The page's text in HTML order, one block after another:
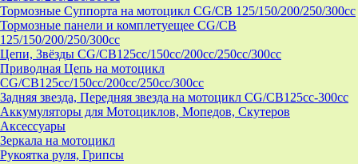
Тормозные Суппорта на мотоцикл CG/CB 125/150/200/250/300cc
Тормозные панели и комплетуещее CG/CB
125/150/200/250/300cc
Цепи, Звёзды CG/CB125cc/150cc/200cc/250cc/300cc
Приводная Цепь на мотоцикл
CG/CB125cc/150cc/200cc/250cc/300cc
Задняя звезда, Передняя звезда на мотоцикл CG/CB125cc-300сс
Аккумуляторы для Мотоциклов, Мопедов, Скутеров
Аксессуары
Зеркала на мотоцикл
Рукоятка руля, Грипсы